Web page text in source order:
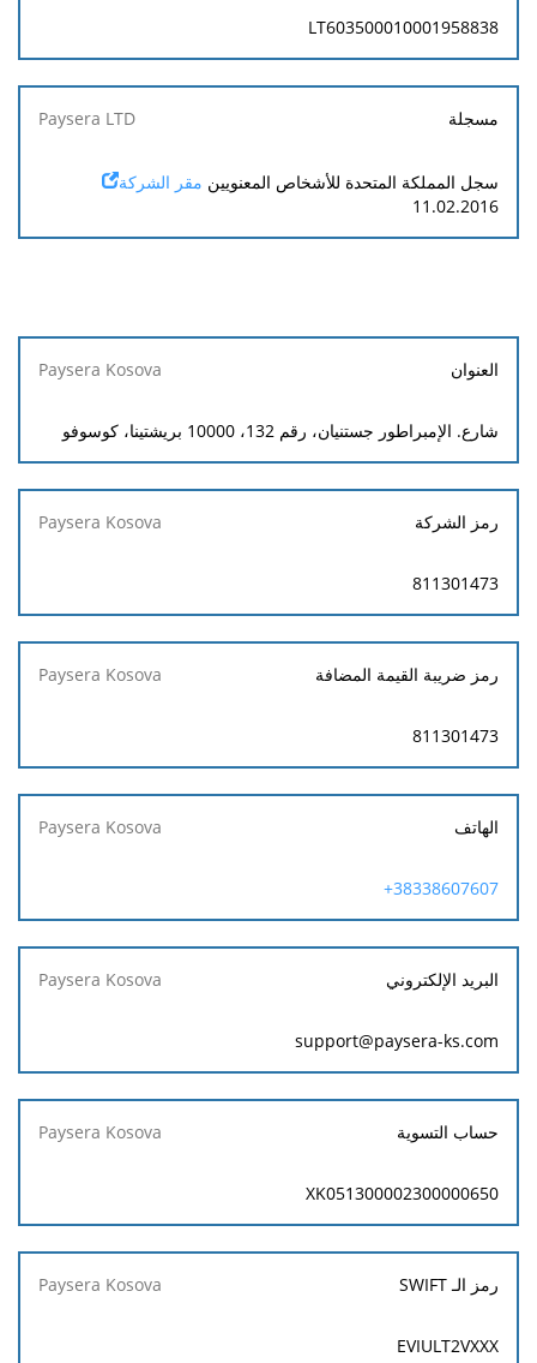
LT603500010001958838
مسجلة
سجل المملكة المتحدة للأشخاص المعنويين مقر الشركة
11.02.2016
Paysera
العنوان
شارع. الإمبراطور جستنيان، رقم 132، 10000 بريشتينا، كوسوفو
رمز الشركة
811301473
رمز ضريبة القيمة المضافة
811301473
الهاتف
38338607607+
البريد الإلكتروني
support@paysera-ks.com
حساب التسوية
XK051300002300000650
رمز الـ SWIFT
EVIULT2VXXX